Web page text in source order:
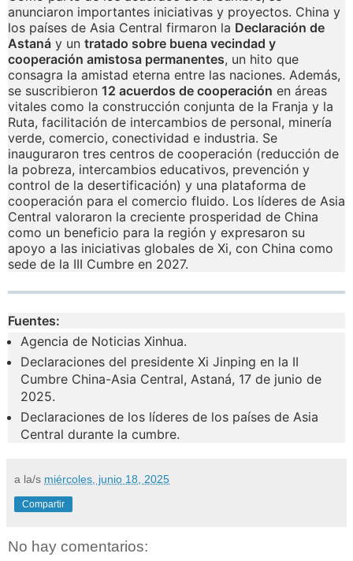
anunciaron importantes iniciativas y proyectos. China y
los países de Asia Central firmaron la Declaración de
Astaná y un tratado sobre buena vecindad y
cooperación amistosa permanentes, un hito que
consagra la amistad eterna entre las naciones. Además,
se suscribieron 12 acuerdos de cooperación en áreas
vitales como la construcción conjunta de la Franja y la
Ruta, facilitación de intercambios de personal, minería
verde, comercio, conectividad e industria. Se
inauguraron tres centros de cooperación (reducción de
la pobreza, intercambios educativos, prevención y
control de la desertificación) y una plataforma de
cooperación para el comercio fluido. Los líderes de Asia
Central valoraron la creciente prosperidad de China
como un beneficio para la región y expresaron su
apoyo a las iniciativas globales de Xi, con China como
sede de la III Cumbre en 2027.
Fuentes:
Agencia de Noticias Xinhua.
Declaraciones del presidente Xi Jinping en la II
Cumbre China-Asia Central, Astaná, 17 de junio de
2025.
Declaraciones de los líderes de los países de Asia
Central durante la cumbre.
a la/s miércoles, junio 18, 2025
Compartir
No hay comentarios: